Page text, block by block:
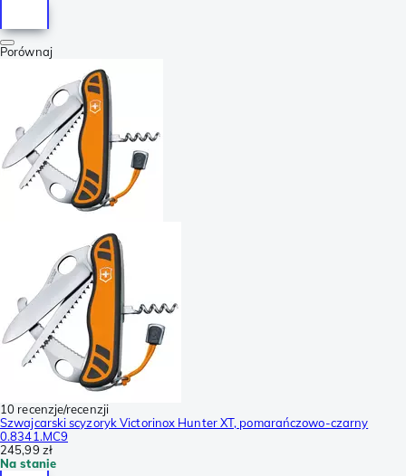
Porównaj
10 recenzje/recenzji
Szwajcarski scyzoryk Victorinox Hunter XT, pomarańczowo-czarny
0.8341.MC9
245,99 zł
Na stanie